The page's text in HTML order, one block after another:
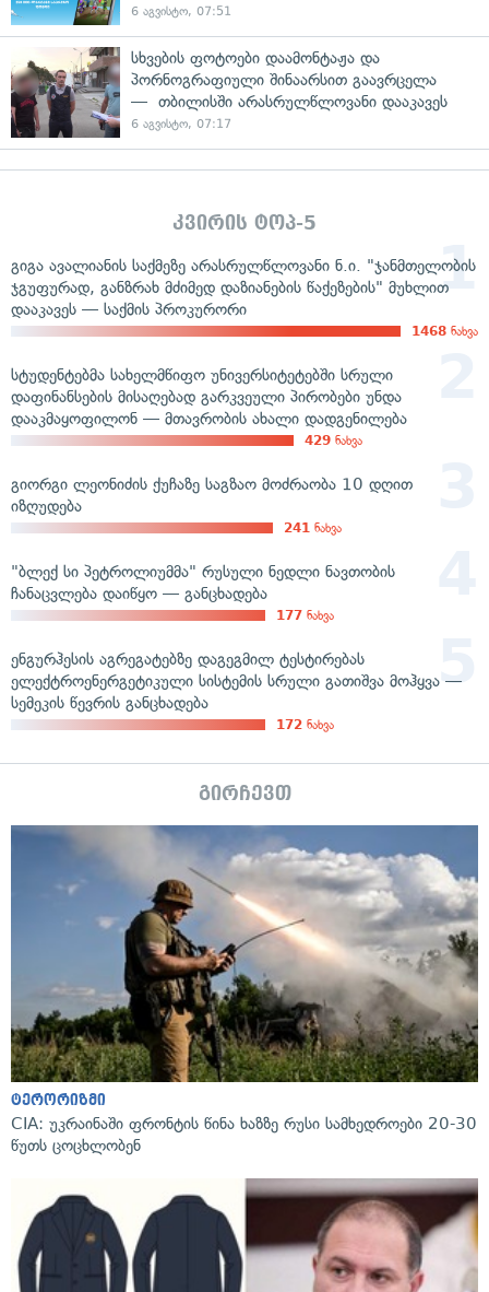
6 აგვისტო, 07:51
სხვების ფოტოები დაამონტაჟა და
პორნოგრაფიული შინაარსით გაავრცელა
— თბილისში არასრულწლოვანი დააკავეს
6 აგვისტო, 07:17
კვირის ტოპ-5
გიგა ავალიანის საქმეზე არასრულწლოვანი ნ.ი. "ჯანმთელობის
ჯგუფურად, განზრახ მძიმედ დაზიანების წაქეზების" მუხლით
დააკავეს — საქმის პროკურორი
1468 ნახვა
სტუდენტებმა სახელმწიფო უნივერსიტეტებში სრული
დაფინანსების მისაღებად გარკვეული პირობები უნდა
დააკმაყოფილონ — მთავრობის ახალი დადგენილება
429 ნახვა
გიორგი ლეონიძის ქუჩაზე საგზაო მოძრაობა 10 დღით
იზღუდება
241 ნახვა
"ბლექ სი პეტროლიუმმა" რუსული ნედლი ნავთობის
ჩანაცვლება დაიწყო — განცხადება
177 ნახვა
ენგურჰესის აგრეგატებზე დაგეგმილ ტესტირებას
ელექტროენერგეტიკული სისტემის სრული გათიშვა მოჰყვა —
სემეკის წევრის განცხადება
172 ნახვა
გირჩევთ
ტერორიზმი
CIA: უკრაინაში ფრონტის წინა ხაზზე რუსი სამხედროები 20-30
წუთს ცოცხლობენ